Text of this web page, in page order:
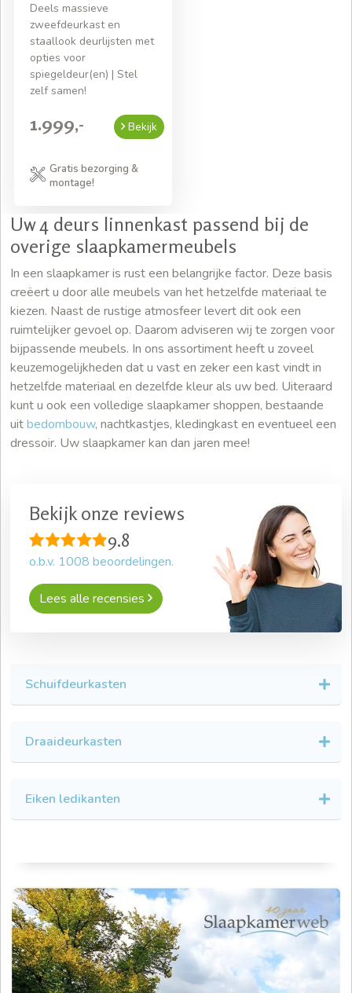
Deels massieve
zweefdeurkast en
staallook deurlijsten met
opties voor
spiegeldeur(en) | Stel
zelf samen!
1.999,- Bekijk
Gratis bezorging &
montage!
Uw 4 deurs linnenkast passend bij de
overige slaapkamermeubels
In een slaapkamer is rust een belangrijke factor. Deze basis
creëert u door alle meubels van het hetzelfde materiaal te
kiezen. Naast de rustige atmosfeer levert dit ook een
ruimtelijker gevoel op. Daarom adviseren wij te zorgen voor
bijpassende meubels. In ons assortiment heeft u zoveel
keuzemogelijkheden dat u vast en zeker een kast vindt in
hetzelfde materiaal en dezelfde kleur als uw bed. Uiteraard
kunt u ook een volledige slaapkamer shoppen, bestaande
uitbedombouw, nachtkastjes, kledingkast en eventueel een
dressoir. Uw slaapkamer kan dan jaren mee!
Bekijk onze reviews
9.8
o.b.v. 1008 beoordelingen.
Lees alle recensies
Schuifdeurkasten
Draaideurkasten
Eiken ledikanten